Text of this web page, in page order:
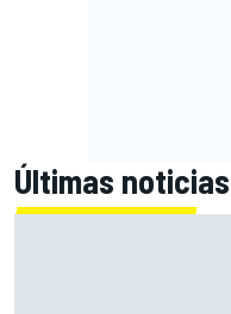
Últimas noticias